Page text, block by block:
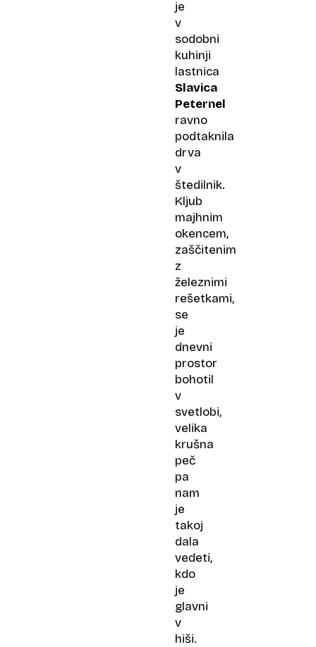
je
v
sodobni
kuhinji
lastnica
Slavica
Peternel
ravno
podtaknila
drva
v
štedilnik.
Kljub
majhnim
okencem,
zaščitenim
z
železnimi
rešetkami,
se
je
dnevni
prostor
bohotil
v
svetlobi,
velika
krušna
peč
pa
nam
je
takoj
dala
vedeti,
kdo
je
glavni
v
hiši.